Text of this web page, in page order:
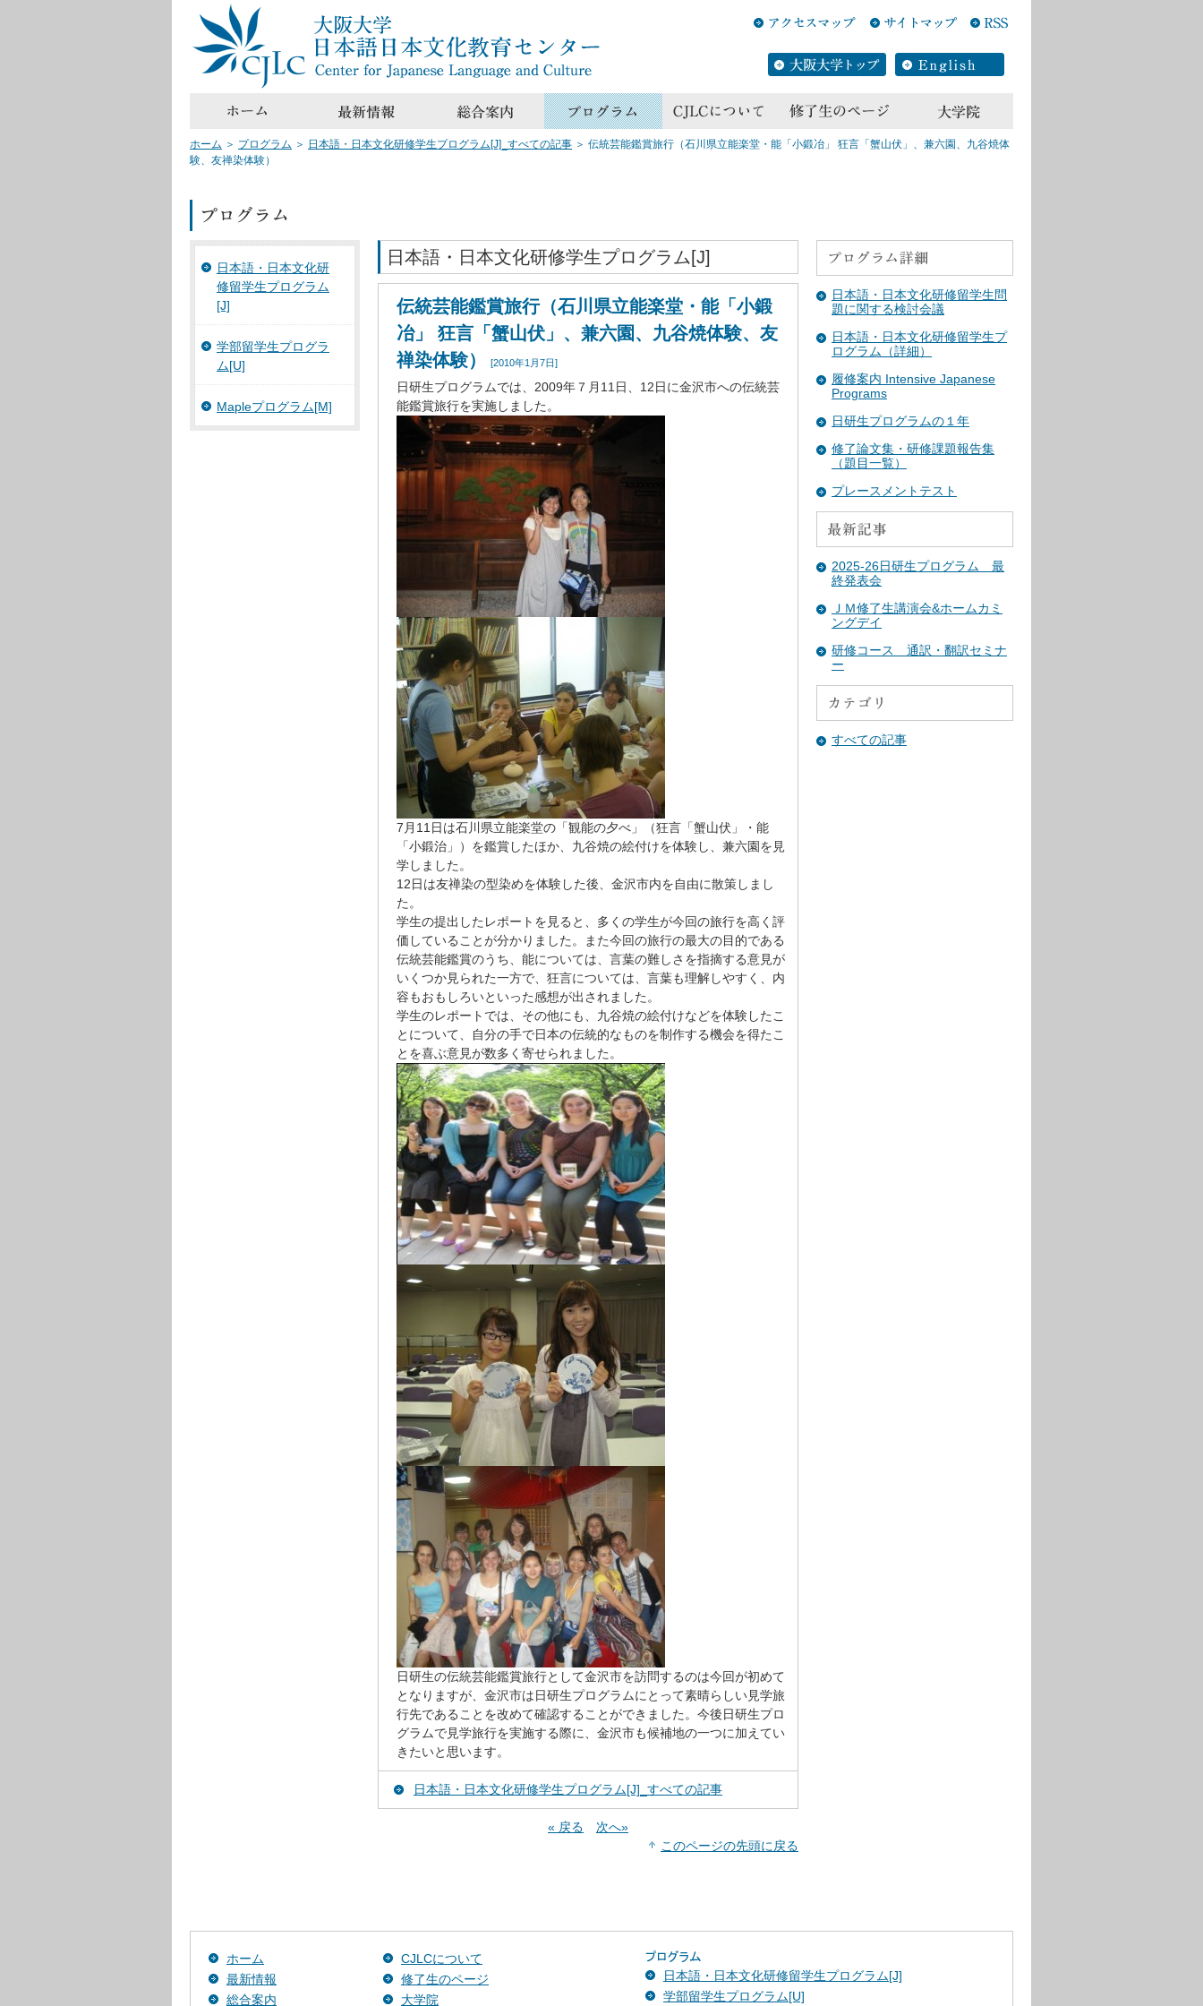
ホーム ＞ プログラム ＞ 日本語・日本文化研修学生プログラム[J]_すべての記事 ＞ 伝統芸能鑑賞旅行（石川県立能楽堂・能「小鍛冶」 狂言「蟹山伏」、兼六園、九谷焼体
験、友禅染体験）
日本語・日本文化研
修留学生プログラム
[J]
学部留学生プログラ
ム[U]
Mapleプログラム[M]
日本語・日本文化研修学生プログラム[J]
伝統芸能鑑賞旅行（石川県立能楽堂・能「小鍛
冶」 狂言「蟹山伏」、兼六園、九谷焼体験、友
禅染体験）
[2010年1月7日]
日研生プログラムでは、2009年７月11日、12日に金沢市への伝統芸
能鑑賞旅行を実施しました。
7月11日は石川県立能楽堂の「観能の夕べ」（狂言「蟹山伏」・能
「小鍛治」）を鑑賞したほか、九谷焼の絵付けを体験し、兼六園を見
学しました。
12日は友禅染の型染めを体験した後、金沢市内を自由に散策しまし
た。
学生の提出したレポートを見ると、多くの学生が今回の旅行を高く評
価していることが分かりました。また今回の旅行の最大の目的である
伝統芸能鑑賞のうち、能については、言葉の難しさを指摘する意見が
いくつか見られた一方で、狂言については、言葉も理解しやすく、内
容もおもしろいといった感想が出されました。
学生のレポートでは、その他にも、九谷焼の絵付けなどを体験したこ
とについて、自分の手で日本の伝統的なものを制作する機会を得たこ
とを喜ぶ意見が数多く寄せられました。
日研生の伝統芸能鑑賞旅行として金沢市を訪問するのは今回が初めて
となりますが、金沢市は日研生プログラムにとって素晴らしい見学旅
行先であることを改めて確認することができました。今後日研生プロ
グラムで見学旅行を実施する際に、金沢市も候補地の一つに加えてい
きたいと思います。
日本語・日本文化研修学生プログラム[J]_すべての記事
« 戻る
次へ»
このページの先頭に戻る
日本語・日本文化研修留学生問
題に関する検討会議
日本語・日本文化研修留学生プ
ログラム（詳細）
履修案内 Intensive Japanese
Programs
日研生プログラムの１年
修了論文集・研修課題報告集
（題目一覧）
プレースメントテスト
2025-26日研生プログラム 最
終発表会
ＪＭ修了生講演会&ホームカミ
ングデイ
研修コース 通訳・翻訳セミナ
ー
すべての記事
ホーム
CJLCについて
最新情報
修了生のページ
総合案内
大学院
日本語・日本文化研修留学生プログラム[J]
学部留学生プログラム[U]